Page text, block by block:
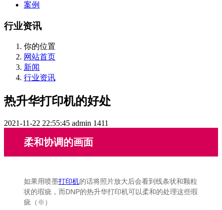
案例
行业资讯
你的位置
网站首页
新闻
行业资讯
热升华打印机的好处
2021-11-22 22:55:45 admin 1411
柔和协调的画面
如果用喷墨打印机的话将照片放大后会看到线条状和颗粒
状的瑕疵，而DNP的热升华打印机可以柔和的处理这些瑕
疵（※）